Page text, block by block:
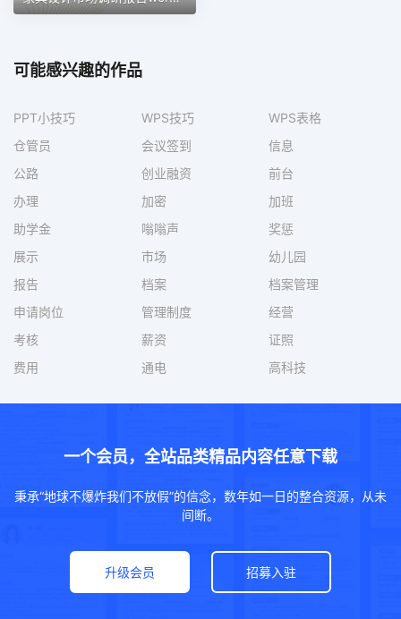
可能感兴趣的作品
PPT小技巧 WPS技巧
WPS表格
仓管员
会议签到
信息
公路
创业融资
前台
办理
加密
加班
助学金
嗡嗡声
奖惩
展示
市场
幼儿园
报告
档案
档案管理
申请岗位
管理制度
经营
考核
薪资
证照
费用
通电 高科技
一个会员，全站品类精品内容任意下载
秉承“地球不爆炸我们不放假”的信念，数年如一日的整合资源，从未
间断。
升级会员 招募入驻